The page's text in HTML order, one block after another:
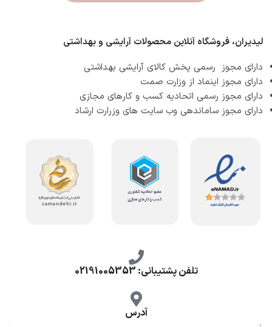
لیدیران، فروشگاه آنلاین محصولات آرایشی و بهداشتی
دارای مجوز رسمی پخش کالای آرایشی بهداشتی
دارای مجوز اینماد از وزارت صمت
دارای مجوز رسمی اتحادیه کسب و کارهای مجازی
دارای مجوز ساماندهی وب سایت های وزرارت ارشاد
تلفن پشتیبانی: 02191005353
آدرس